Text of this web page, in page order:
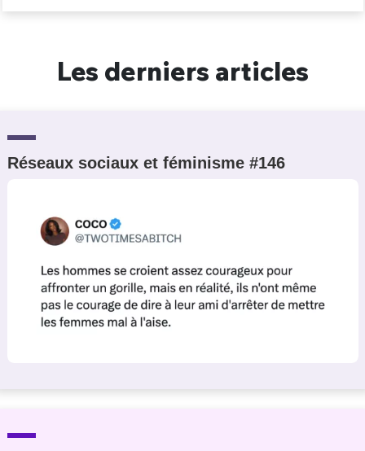
Les derniers articles
Réseaux sociaux et féminisme #146